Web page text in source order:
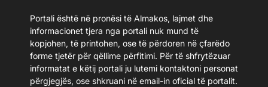
Portali është në pronësi të Almakos, lajmet dhe
informacionet tjera nga portali nuk mund të
kopjohen, të printohen, ose të përdoren në çfarëdo
forme tjetër për qëllime përfitimi. Për të shfrytëzuar
informatat e këtij portali ju lutemi kontaktoni personat
përgjegjës, ose shkruani në email-in oficial të portalit.